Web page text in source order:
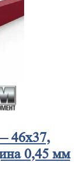
46х37,
0,45 мм